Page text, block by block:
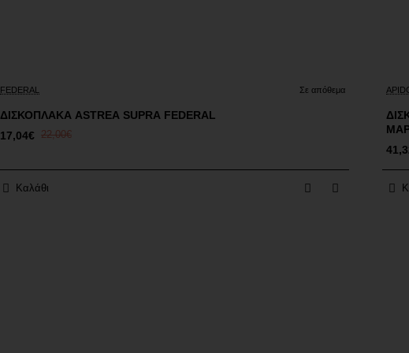
Έκπτωση
FEDERAL Σε απόθεμα
ΔΙΣΚΟΠΛΑΚΑ ASTREA SUPRA FEDERAL
17,04€
22,00€
Καλάθι